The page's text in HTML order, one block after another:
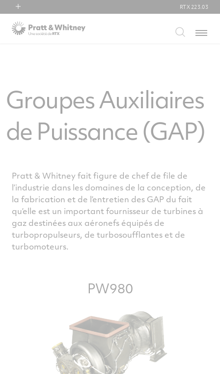
RTX
Collins Aerospace
RTX 223.03
Menu
Groupes Auxiliaires
de Puissance (GAP)
Pratt & Whitney fait figure de chef de file de
l’industrie dans les domaines de la conception, de
la fabrication et de l’entretien des GAP du fait
qu’elle est un important fournisseur de turbines à
gaz destinées aux aéronefs équipés de
turbopropulseurs, de turbosoufflantes et de
turbomoteurs.
PW980